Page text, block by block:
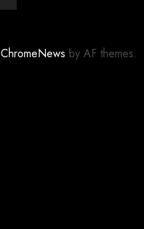
ChromeNews by AF themes.